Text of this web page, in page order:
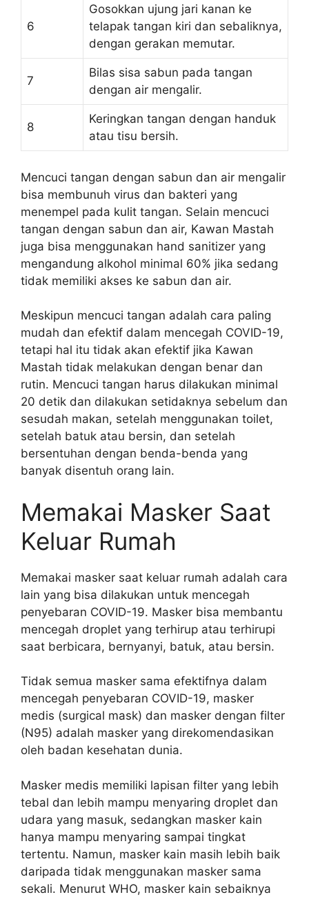
6
Gosokkan ujung jari kanan ke
telapak tangan kiri dan sebaliknya,
dengan gerakan memutar.
7
Bilas sisa sabun pada tangan
dengan air mengalir.
8
Keringkan tangan dengan handuk
atau tisu bersih.
Mencuci tangan dengan sabun dan air mengalir
bisa membunuh virus dan bakteri yang
menempel pada kulit tangan. Selain mencuci
tangan dengan sabun dan air, Kawan Mastah
juga bisa menggunakan hand sanitizer yang
mengandung alkohol minimal 60% jika sedang
tidak memiliki akses ke sabun dan air.
Meskipun mencuci tangan adalah cara paling
mudah dan efektif dalam mencegah COVID-19,
tetapi hal itu tidak akan efektif jika Kawan
Mastah tidak melakukan dengan benar dan
rutin. Mencuci tangan harus dilakukan minimal
20 detik dan dilakukan setidaknya sebelum dan
sesudah makan, setelah menggunakan toilet,
setelah batuk atau bersin, dan setelah
bersentuhan dengan benda-benda yang
banyak disentuh orang lain.
Memakai Masker Saat
Keluar Rumah
Memakai masker saat keluar rumah adalah cara
lain yang bisa dilakukan untuk mencegah
penyebaran COVID-19. Masker bisa membantu
mencegah droplet yang terhirup atau terhirupi
saat berbicara, bernyanyi, batuk, atau bersin.
Tidak semua masker sama efektifnya dalam
mencegah penyebaran COVID-19, masker
medis (surgical mask) dan masker dengan filter
(N95) adalah masker yang direkomendasikan
oleh badan kesehatan dunia.
Masker medis memiliki lapisan filter yang lebih
tebal dan lebih mampu menyaring droplet dan
udara yang masuk, sedangkan masker kain
hanya mampu menyaring sampai tingkat
tertentu. Namun, masker kain masih lebih baik
daripada tidak menggunakan masker sama
sekali. Menurut WHO, masker kain sebaiknya